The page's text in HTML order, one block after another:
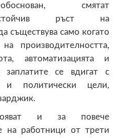
смятат
ръст на
съществува само когато
производителността,
автоматизацията и
заплатите се вдигат с
и политически цели,
и за повече
на работници от трети